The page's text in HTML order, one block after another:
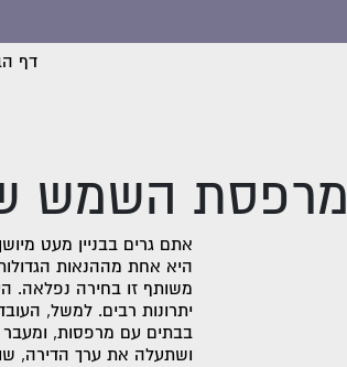
דף
מרפסת השמש
אתם גרים בבניין מעט
היא אחת מההנאות
משותף זו בחירה נפלאה.
יתרונות רבים. למשל,
בבתים עם מרפסות,
ושתעלה את ערך הדירה,